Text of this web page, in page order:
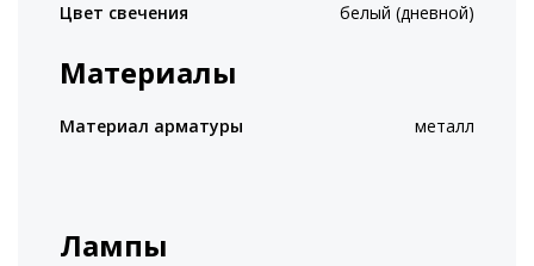
Цвет свечения
белый (дневной)
Материалы
Материал арматуры металл
Лампы